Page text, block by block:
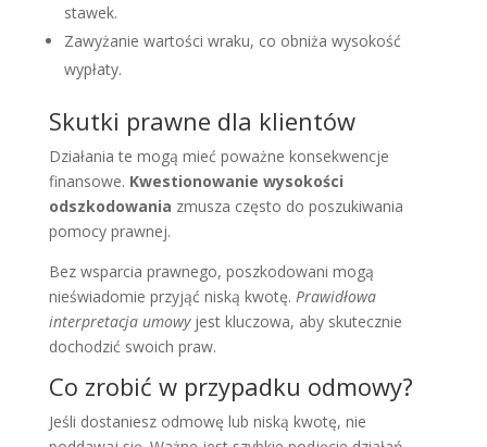
stawek.
Zawyżanie wartości wraku, co obniża wysokość
wypłaty.
Skutki prawne dla klientów
Działania te mogą mieć poważne konsekwencje
finansowe. Kwestionowanie wysokości
odszkodowania zmusza często do poszukiwania
pomocy prawnej.
Bez wsparcia prawnego, poszkodowani mogą
nieświadomie przyjąć niską kwotę. Prawidłowa
interpretacja umowyjest kluczowa, aby skutecznie
dochodzić swoich praw.
Co zrobić w przypadku odmowy?
Jeśli dostaniesz odmowę lub niską kwotę, nie